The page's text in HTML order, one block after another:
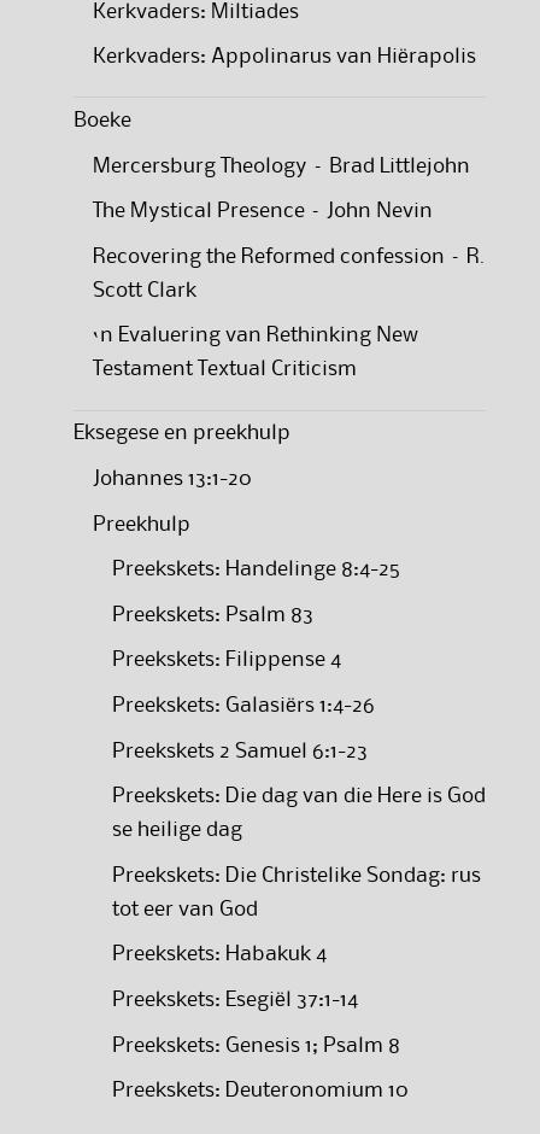
Kerkvaders: Miltiades
Kerkvaders: Appolinarus van Hiërapolis
Boeke
Mercersburg Theology – Brad Littlejohn
The Mystical Presence – John Nevin
Recovering the Reformed confession – R.
Scott Clark
‘n Evaluering van Rethinking New
Testament Textual Criticism
Eksegese en preekhulp
Johannes 13:1-20
Preekhulp
Preekskets: Handelinge 8:4-25
Preekskets: Psalm 83
Preekskets: Filippense 4
Preekskets: Galasiërs 1:4-26
Preekskets 2 Samuel 6:1-23
Preekskets: Die dag van die Here is God
se heilige dag
Preekskets: Die Christelike Sondag: rus
tot eer van God
Preekskets: Habakuk 4
Preekskets: Esegiël 37:1-14
Preekskets: Genesis 1; Psalm 8
Preekskets: Deuteronomium 10